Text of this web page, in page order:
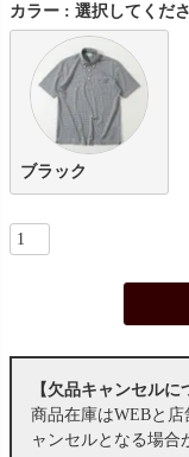
カラー 選択してくだ
ブラック
【欠品キャンセルに
商品在庫はWEBと
ャンセルとなる場合